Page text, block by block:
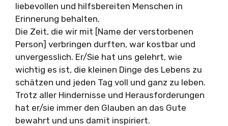
liebevollen und hilfsbereiten Menschen in
Erinnerung behalten.
Die Zeit, die wir mit [Name der verstorbenen
Person] verbringen durften, war kostbar und
unvergesslich. Er/Sie hat uns gelehrt, wie
wichtig es ist, die kleinen Dinge des Lebens zu
schätzen und jeden Tag voll und ganz zu leben.
Trotz aller Hindernisse und Herausforderungen
hat er/sie immer den Glauben an das Gute
bewahrt und uns damit inspiriert.